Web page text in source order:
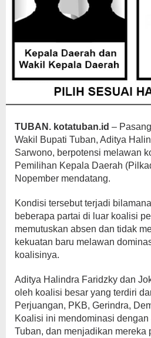
TUBAN. kotatuban.id –
Wakil Bupati Tuban, Aditya
Sarwono, berpotensi melawan
Pemilihan Kepala Daerah
Nopember mendatang.
Kondisi tersebut terjadi
beberapa partai di luar koalisi
memutuskan absen dan tidak
kekuatan baru melawan
koalisinya.
Aditya Halindra Faridzky dan
oleh koalisi besar yang terdiri
Perjuangan, PKB, Gerindra,
Koalisi ini mendominasi
Tuban, dan menjadikan mereka